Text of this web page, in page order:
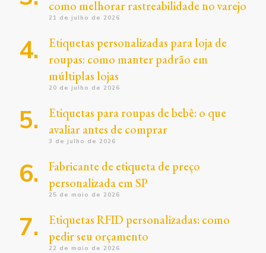
como melhorar rastreabilidade no varejo
21 de julho de 2026
Etiquetas personalizadas para loja de
roupas: como manter padrão em
múltiplas lojas
20 de julho de 2026
Etiquetas para roupas de bebê: o que
avaliar antes de comprar
3 de julho de 2026
Fabricante de etiqueta de preço
personalizada em SP
25 de maio de 2026
Etiquetas RFID personalizadas: como
pedir seu orçamento
22 de maio de 2026